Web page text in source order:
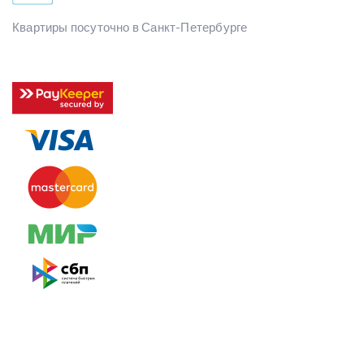
Квартиры посуточно в Санкт-Петербурге